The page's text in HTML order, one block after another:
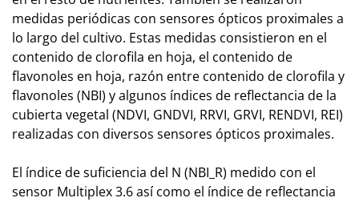
medidas periódicas con sensores ópticos proximales a
lo largo del cultivo. Estas medidas consistieron en el
contenido de clorofila en hoja, el contenido de
flavonoles en hoja, razón entre contenido de clorofila y
flavonoles (NBI) y algunos índices de reflectancia de la
cubierta vegetal (NDVI, GNDVI, RRVI, GRVI, RENDVI, REI)
realizadas con diversos sensores ópticos proximales.
El índice de suficiencia del N (NBI_R) medido con el
sensor Multiplex 3.6 así como el índice de reflectancia